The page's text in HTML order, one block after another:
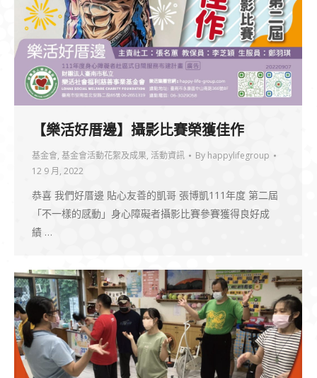
【樂活好厝邊】攝影比賽榮獲佳作
基金會, 基金會活動花絮及成果, 活動資訊 By happylifegroup
12 9 月, 2022
恭喜 我們好厝邊 貼心友善的凱哥 張博凱111年度 第二屆
「不一樣的感動」身心障礙者攝影比賽參賽獲得良好成
績 …